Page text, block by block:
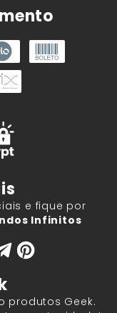
e fique por
Infinitos
produtos Geek.